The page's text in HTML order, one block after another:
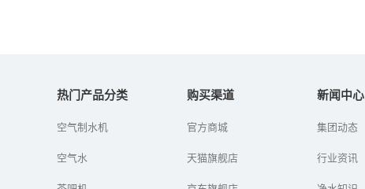
净水器利润怎么样？净水
器加盟代理怎么做​？随着
热门产品分类
空气制水机
空气水
购买渠道
官方商城
天猫旗舰店
新闻中心
集团动态
行业资讯